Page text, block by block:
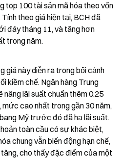
top 100 tài sản mã hóa theo vốn
theo giá hiện tại, BCH đã
đáy tháng 11, và tăng hơn
trong năm.
giá này diễn ra trong bối cảnh
kiềm chế. Ngân hàng Trung
lãi suất chuẩn thêm 0.25
mức cao nhất trong gần 30 năm,
Mỹ trước đó đã hạ lãi suất.
toàn cầu có sự khác biệt,
chung vẫn biến động hạn chế,
cho thấy đặc điểm của một